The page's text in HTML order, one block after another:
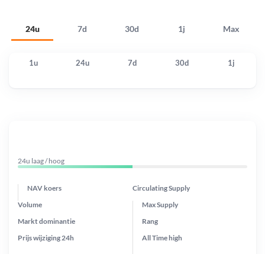
24u 7d 30d 1j Max
1u 24u 7d 30d 1j
24u laag / hoog
NAV koers Circulating Supply
Prijs wijziging 24h
Max Supply
Markt dominantie
Volume
Rang
All Timehigh